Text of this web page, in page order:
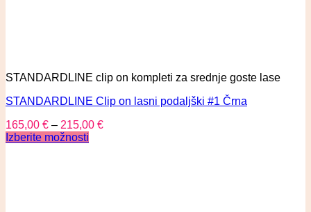
STANDARDLINE clip on kompleti za srednje goste lase
STANDARDLINE Clip on lasni podaljški #1 Črna
165,00 € – 215,00 €
Izberite možnosti